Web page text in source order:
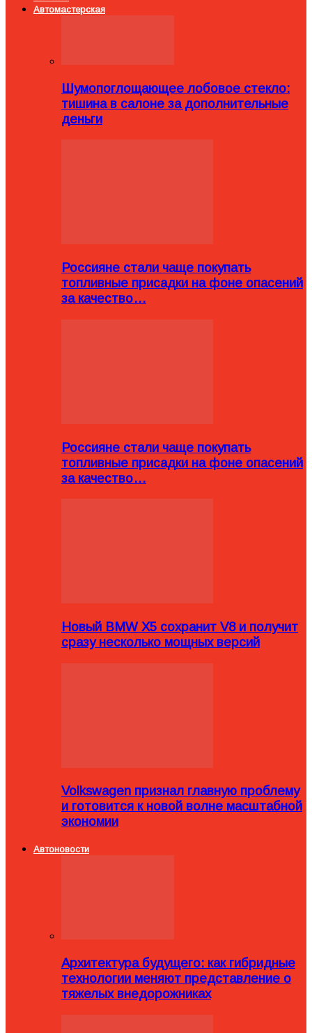
Автомастерская
Шумопоглощающее лобовое стекло:
тишина в салоне за дополнительные
деньги
Россияне стали чаще покупать
топливные присадки на фоне опасений
за качество…
Россияне стали чаще покупать
топливные присадки на фоне опасений
за качество…
Новый BMW X5 сохранит V8 и получит
сразу несколько мощных версий
Volkswagen признал главную проблему
и готовится к новой волне масштабной
экономии
Автоновости
Архитектура будущего: как гибридные
технологии меняют представление о
тяжелых внедорожниках